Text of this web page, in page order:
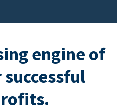
engine of